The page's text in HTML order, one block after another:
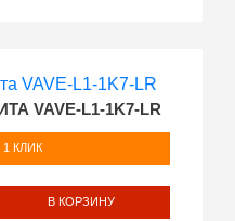
VAVE-L1-1K7-LR
1 КЛИК
В КОРЗИНУ